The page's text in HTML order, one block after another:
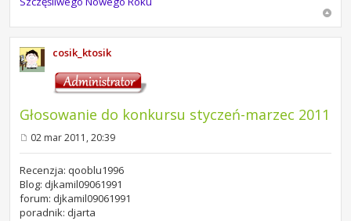
cosik_ktosik
Głosowanie do konkursu styczeń-marzec 2011
o
s
02 mar 2011, 20:39
Recenzja: qooblu1996
Blog: djkamil09061991
forum: djkamil09061991
poradnik: djarta